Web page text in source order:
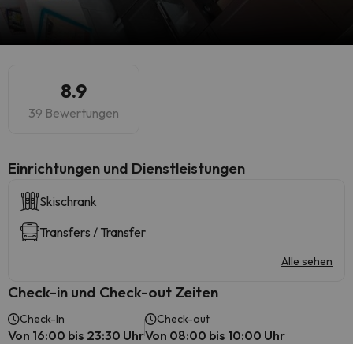
8.9
39 Bewertungen
​Einrichtungen und Dienstleistungen
Skischrank
Transfers / Transfer
Alle sehen
Check-in und Check-out Zeiten
Check-In
Von 16:00 bis 23:30 Uhr
Check-out
Von 08:00 bis 10:00 Uhr